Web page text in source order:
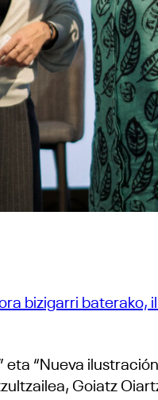
bizigarri baterako,
eta “Nueva
Goiatz